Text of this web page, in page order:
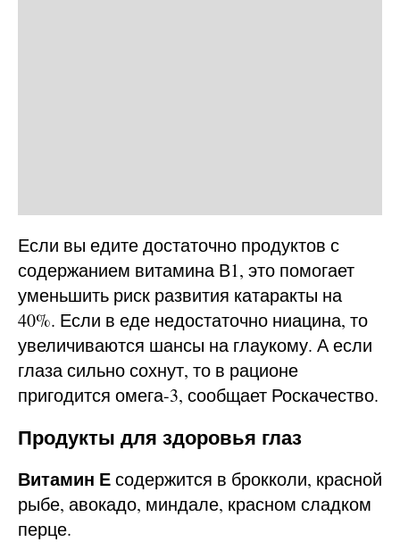
Если вы едите достаточно продуктов с
содержанием витамина В1, это помогает
уменьшить риск развития катаракты на
40%. Если в еде недостаточно ниацина, то
увеличиваются шансы на глаукому. А если
глаза сильно сохнут, то в рационе
пригодится омега-3, сообщает Роскачество.
Продукты для здоровья глаз
Витамин Есодержится в брокколи, красной
рыбе, авокадо, миндале, красном сладком
перце.